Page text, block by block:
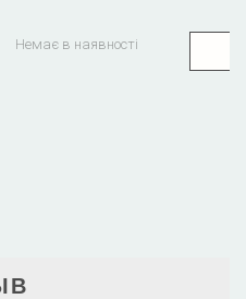
Немає в наявності